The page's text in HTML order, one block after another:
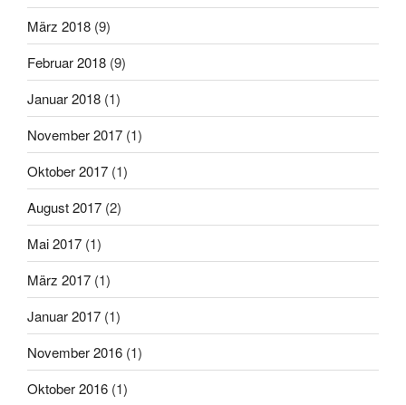
März 2018 (9)
Februar 2018 (9)
Januar 2018 (1)
November 2017 (1)
Oktober 2017 (1)
August 2017 (2)
Mai 2017 (1)
März 2017 (1)
Januar 2017 (1)
November 2016 (1)
Oktober 2016 (1)